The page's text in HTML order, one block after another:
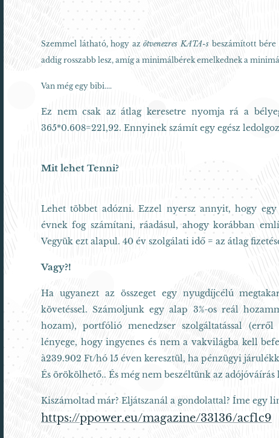
Szemmel látható, hogy azötvenezres KATA-s beszámított bére
addig rosszabb lesz, amíg a minimálbérek emelkednek a
Van még egy bibi....
Ez nem csak az átlag keresetre nyomja rá a
365*0.608=221,92. Ennyinek számít egy egész
Mit lehet Tenni?
Lehet többet adózni. Ezzel nyersz annyit, hogy
évnek fog számítani, ráadásul, ahogy korábban
Vegyük ezt alapul. 40 év szolgálati idő = az átlag
Vagy?!
Ha ugyanezt az összeget egy nyugdíjcélú
követéssel. Számoljunk egy alap 3%-os reál
hozam), portfólió menedzser szolgáltatással
lényege, hogy ingyenes és nem a vakvilágba kell
à239.902 Ft/hó 15 éven keresztül, ha pénzügyi
És örökölhető.. És még nem beszéltünk az adójóváírás
Kiszámoltad már? Eljátszanál a gondolattal? Íme egy
https://ppower.eu/magazine/33136/acf1c9